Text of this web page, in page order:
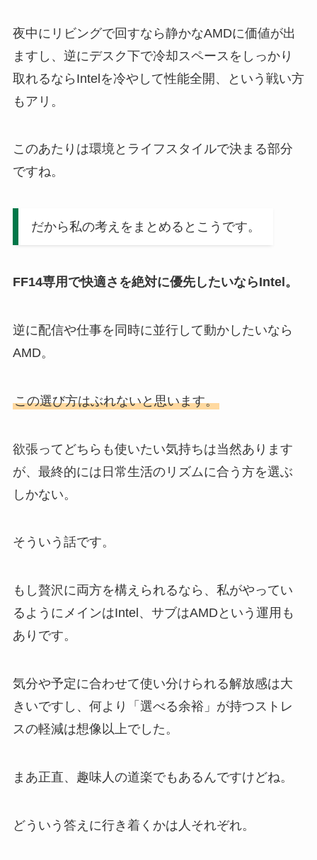
夜中にリビングで回すなら静かなAMDに価値が出
ますし、逆にデスク下で冷却スペースをしっかり
取れるならIntelを冷やして性能全開、という戦い方
もアリ。
このあたりは環境とライフスタイルで決まる部分
ですね。
だから私の考えをまとめるとこうです。
FF14専用で快適さを絶対に優先したいならIntel。
逆に配信や仕事を同時に並行して動かしたいなら
AMD。
この選び方はぶれないと思います。
欲張ってどちらも使いたい気持ちは当然あります
が、最終的には日常生活のリズムに合う方を選ぶ
しかない。
そういう話です。
もし贅沢に両方を構えられるなら、私がやってい
るようにメインはIntel、サブはAMDという運用も
ありです。
気分や予定に合わせて使い分けられる解放感は大
きいですし、何より「選べる余裕」が持つストレ
スの軽減は想像以上でした。
まあ正直、趣味人の道楽でもあるんですけどね。
どういう答えに行き着くかは人それぞれ。